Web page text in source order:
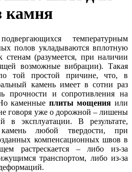
камня
температурным
полов укладываются вплотную
(разумеется, при наличии
возможные вибрации). Такая
по той простой причине, что, в
камень имеет в сотни раз
прочности и сопротивления на
каменные плиты мощения или
говоря уже о дорожной – лишены
в эксплуатации. В результате,
любой твердости, при
компенсационных швов в
растрескается – либо из-за
транспортом, либо из-за